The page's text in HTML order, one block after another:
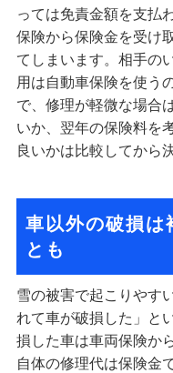
っては免責金額を支払
保険から保険金を受け
てしまいます。相手の
用は自動車保険を使う
で、修理が軽微な場合
いか、翌年の保険料を
良いかは比較してから
車以外の破損は
とも
雪の被害で起こりやす
れて車が破損した」と
損した車は車両保険か
自体の修理代は保険金